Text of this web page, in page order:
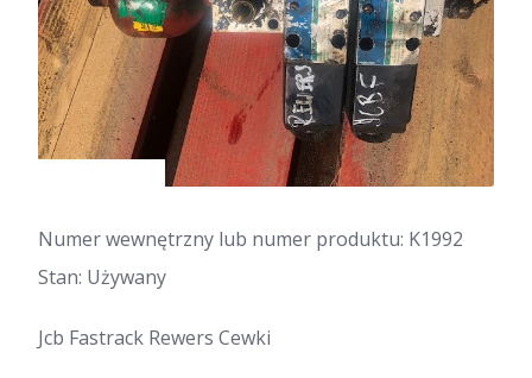
Numer wewnętrzny lub numer produktu: K1992
Stan: Używany
Jcb Fastrack Rewers Cewki